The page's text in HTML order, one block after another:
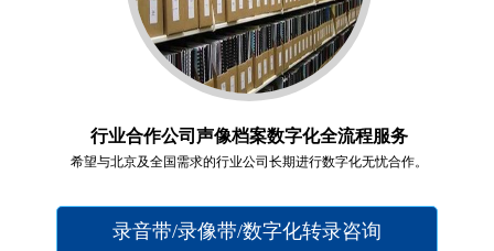
行业合作公司声像档案数字化全流程服务
希望与北京及全国需求的行业公司长期进行数字化无忧合作。
录音带/录像带/数字化转录咨询